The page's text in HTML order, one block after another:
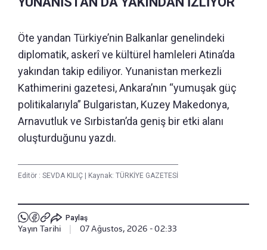
Öte yandan Türkiye’nin Balkanlar genelindeki
diplomatik, askerî ve kültürel hamleleri Atina’da
yakından takip ediliyor. Yunanistan merkezli
Kathimerini gazetesi, Ankara’nın “yumuşak güç
politikalarıyla” Bulgaristan, Kuzey Makedonya,
Arnavutluk ve Sırbistan’da geniş bir etki alanı
oluşturduğunu yazdı.
Editör : SEVDA KILIÇ | Kaynak: TÜRKİYE GAZETESİ
Paylaş
Yayın Tarihi 07 Ağustos, 2026 - 02:33